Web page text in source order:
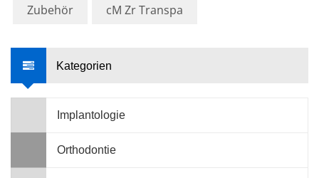
Zubehör cM Zr Transpa
Kategorien
Implantologie
Orthodontie